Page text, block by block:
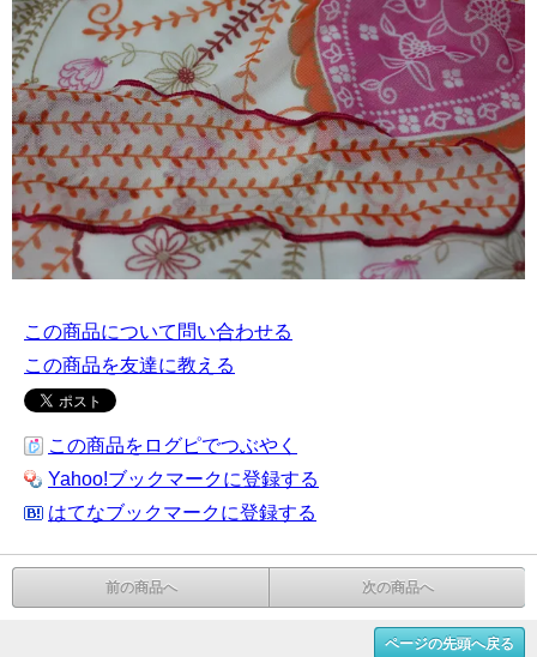
この商品について問い合わせる
この商品を友達に教える
この商品をログピでつぶやく
Yahoo!ブックマークに登録する
はてなブックマークに登録する
前の商品へ 次の商品へ
ページの先頭へ戻る